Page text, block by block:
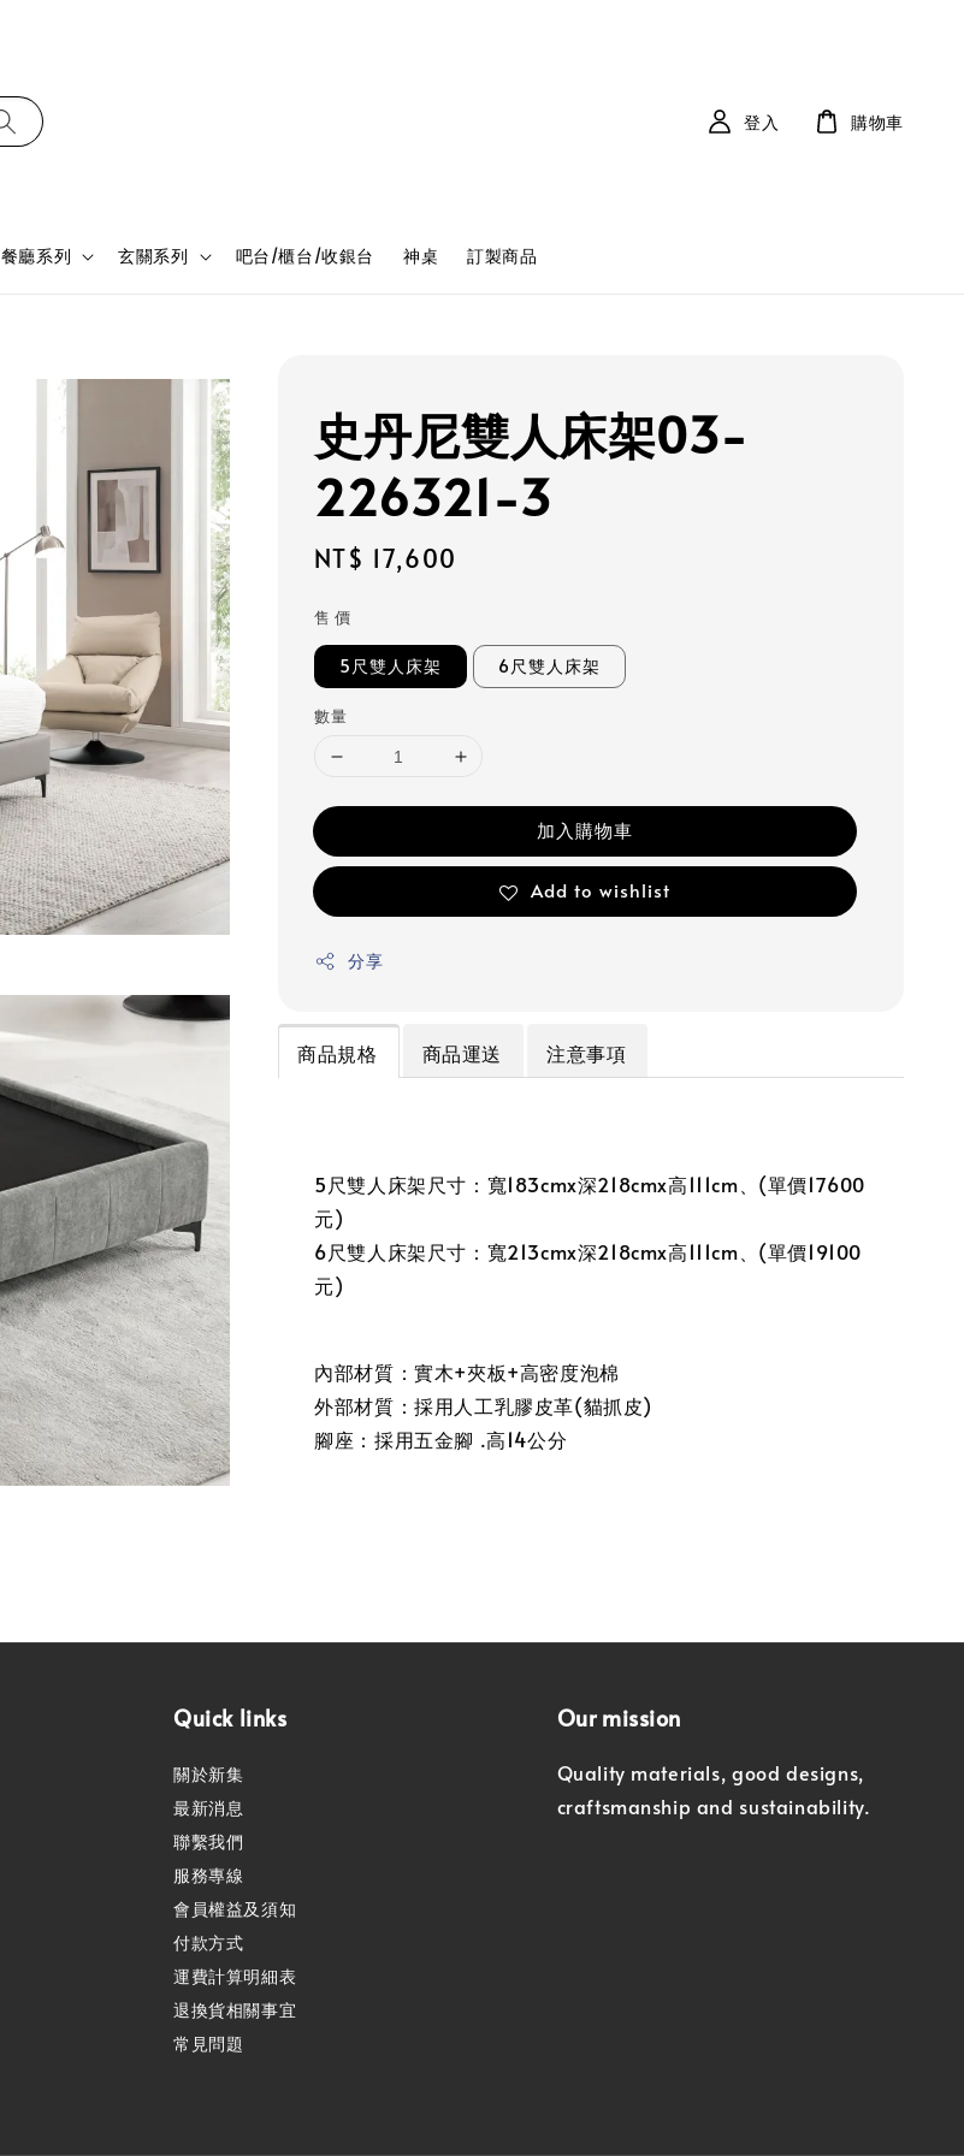
餐廳系列 玄關系列 吧台/櫃台/收銀台 神桌 訂製商品
登入 購物車
史丹尼雙人床架03-
226321-3
Regular
NT$ 17,600
售 價
5尺雙人床架 6尺雙人床架
數量
加入購物車
Add to wishlist
分享
商品規格 商品運送 注意事項
5尺雙人床架尺寸：寬183cmx深218cmx高111cm、(單價17600
元)
6尺雙人床架尺寸：寬213cmx深218cmx高111cm、(單價19100
元)
內部材質：實木+夾板+高密度泡棉
外部材質：採用人工乳膠皮革(貓抓皮)
腳座：採用五金腳 .高14公分
Quick links
關於新集
最新消息
聯繫我們
服務專線
會員權益及須知
付款方式
運費計算明細表
退換貨相關事宜
常見問題
Our mission
Quality materials, good designs,
craftsmanship and sustainability.